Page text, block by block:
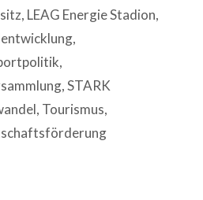
, LEAG Energie Stadion,
,
,
,STARK
, Tourismus,